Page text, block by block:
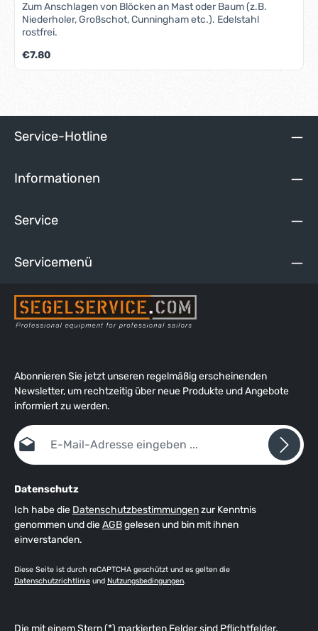
Zum Anschlagen von Blöcken an Mast oder Baum (z.B.
Niederholer, Großschot, Cunningham etc.). Edelstahl
rostfrei.
Regulärer Preis:
€7.80
Service-Hotline
Informationen
Service
Servicemenü
Abonnieren Sie jetzt unseren regelmäßig erscheinenden
Newsletter, um rechtzeitig über neue Produkte und Angebote
informiert zu werden.
E-Mail-Adresse*
Datenschutz
Ich habe die Datenschutzbestimmungenzur Kenntnis
genommen und dieAGBgelesen und bin mit ihnen
einverstanden.
Diese Seite ist durch reCAPTCHA geschützt und es gelten die
Datenschutzrichtlinie und Nutzungsbedingungen.
Die mit einem Stern (*) markierten Felder sind Pflichtfelder.